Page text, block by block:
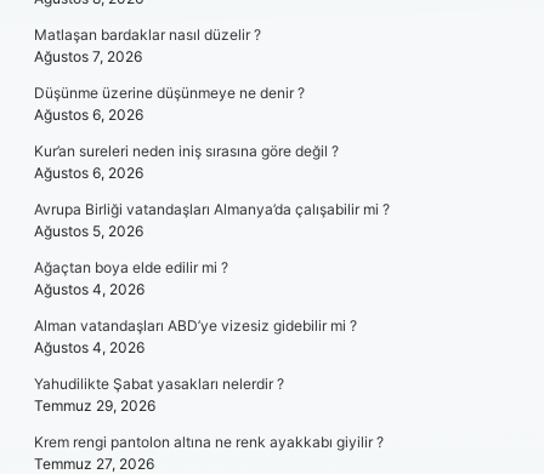
Matlaşan bardaklar nasıl düzelir ?
Ağustos 7, 2026
Düşünme üzerine düşünmeye ne denir ?
Ağustos 6, 2026
Kur’an sureleri neden iniş sırasına göre değil ?
Ağustos 6, 2026
Avrupa Birliği vatandaşları Almanya’da çalışabilir mi ?
Ağustos 5, 2026
Ağaçtan boya elde edilir mi ?
Ağustos 4, 2026
Alman vatandaşları ABD’ye vizesiz gidebilir mi ?
Ağustos 4, 2026
Yahudilikte Şabat yasakları nelerdir ?
Temmuz 29, 2026
Krem rengi pantolon altına ne renk ayakkabı giyilir ?
Temmuz 27, 2026